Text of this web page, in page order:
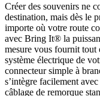
Créer des souvenirs ne
destination, mais dès le
importe où votre route
avec Bring It® la
mesure vous fournit tout
système électrique de
connecteur simple à
s’intègre facilement
câblage de remorque